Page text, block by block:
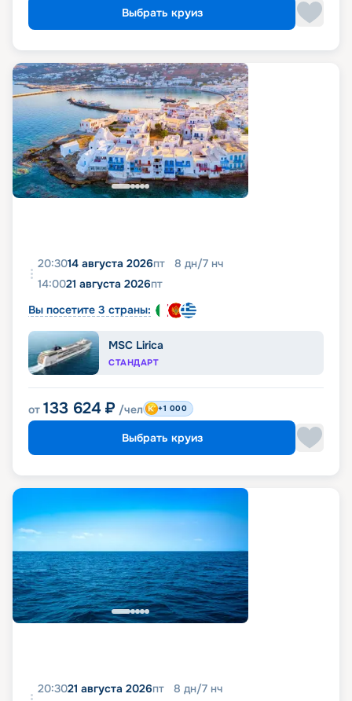
Выбрать круиз
20:3014 августа 2026пт 8 дн/7 нч
14:0021 августа 2026пт
Вы посетите 3 страны:
MSC Lirica
СТАНДАРТ
от 133 624 ₽ /чел +1 000
Выбрать круиз
20:3021 августа 2026пт 8 дн/7 нч